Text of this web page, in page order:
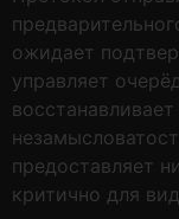
ожидает
управляет
предоставляет
критично для